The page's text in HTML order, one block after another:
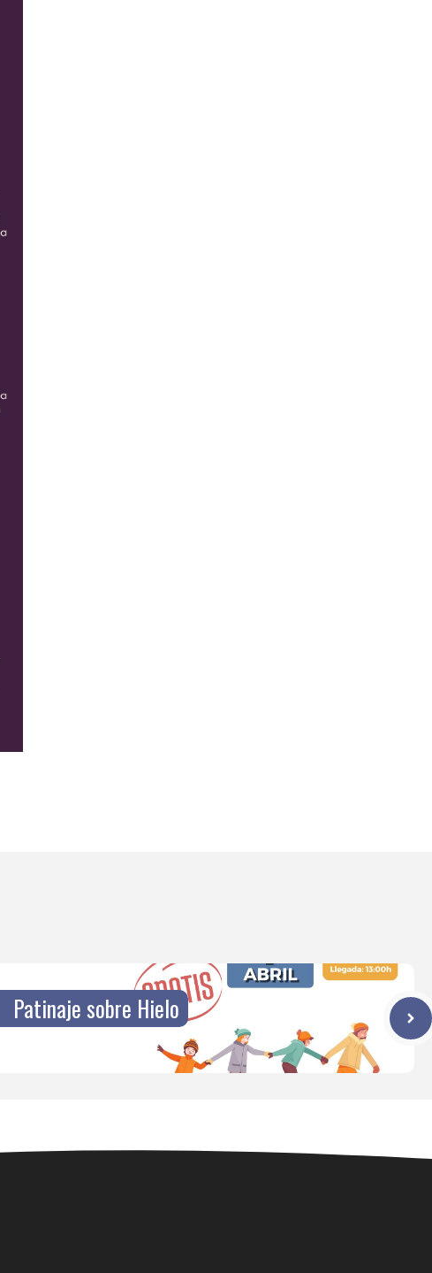
Patinaje sobre Hielo